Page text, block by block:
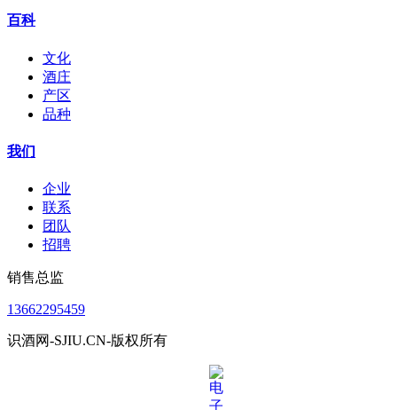
百科
文化
酒庄
产区
品种
我们
企业
联系
团队
招聘
销售总监
13662295459
识酒网-SJIU.CN-版权所有